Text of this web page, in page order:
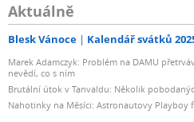
Aktuálně
Blesk Vánoce Kalendář svátků
Marek Adamczyk: Problém na DAMU
nevědí, co s ním
Brutální útok v Tanvaldu: Několik
Nahotinky na Měsíci: Astronautovy Playboy